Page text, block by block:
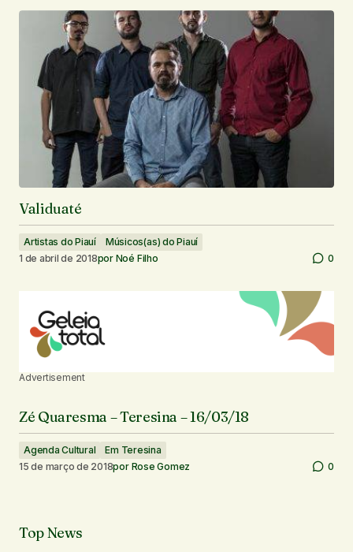
Validuaté
Artistas do Piauí
Músicos(as) do Piauí
1 de abril de 2018por Noé Filho 0
Advertisement
Zé Quaresma – Teresina – 16/03/18
Agenda Cultural
Em Teresina
15 de março de 2018por Rose Gomez 0
Top News